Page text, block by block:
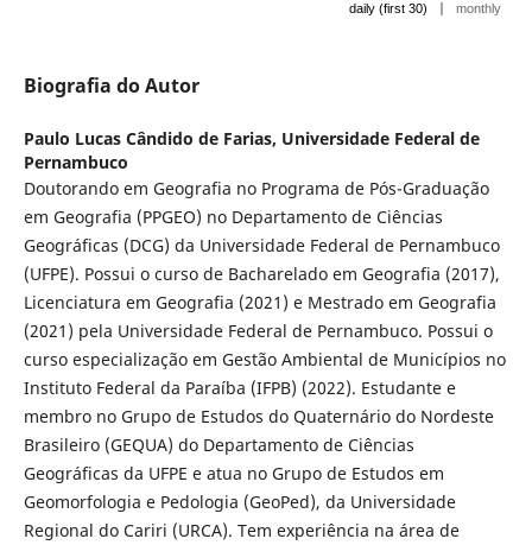
daily (first 30) | monthly
Biografia do Autor
Paulo Lucas Cândido de Farias, Universidade Federal de
Pernambuco
Doutorando em Geografia no Programa de Pós-Graduação
em Geografia (PPGEO) no Departamento de Ciências
Geográficas (DCG) da Universidade Federal de Pernambuco
(UFPE). Possui o curso de Bacharelado em Geografia (2017),
Licenciatura em Geografia (2021) e Mestrado em Geografia
(2021) pela Universidade Federal de Pernambuco. Possui o
curso especialização em Gestão Ambiental de Municípios no
Instituto Federal da Paraíba (IFPB) (2022). Estudante e
membro no Grupo de Estudos do Quaternário do Nordeste
Brasileiro (GEQUA) do Departamento de Ciências
Geográficas da UFPE e atua no Grupo de Estudos em
Geomorfologia e Pedologia (GeoPed), da Universidade
Regional do Cariri (URCA). Tem experiência na área de